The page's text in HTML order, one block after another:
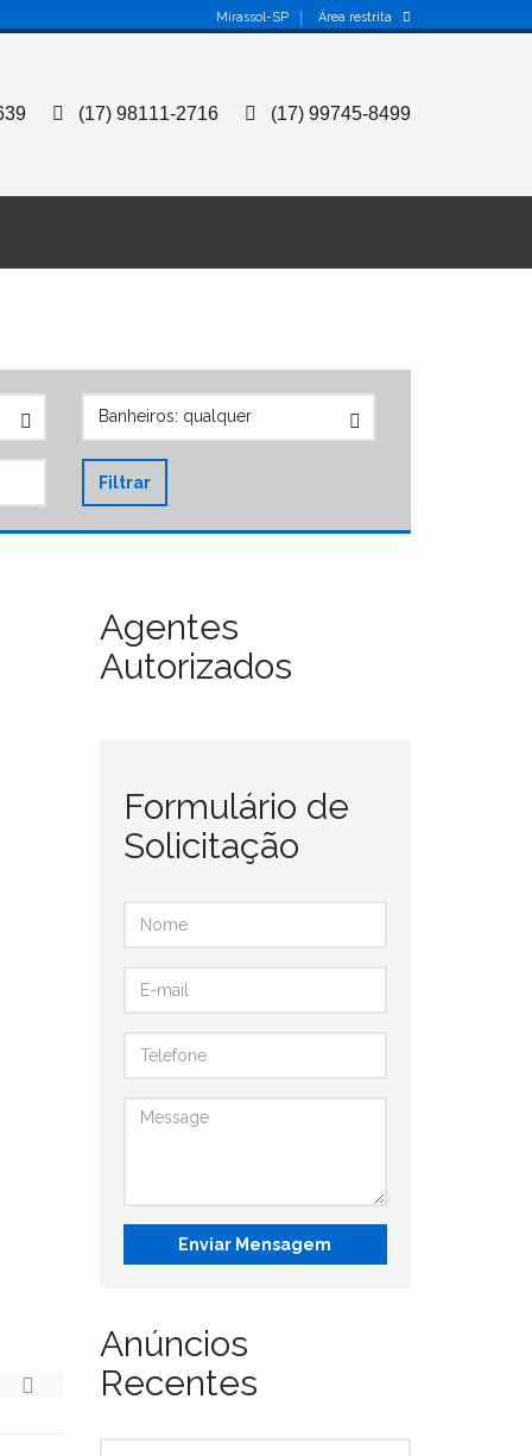
Mirassol-SP Área restrita
(17) 98111-2716 (17) 99745-8499
Filtrar
Agentes
Autorizados
Formulário de
Solicitação
Enviar Mensagem
Anúncios
Recentes